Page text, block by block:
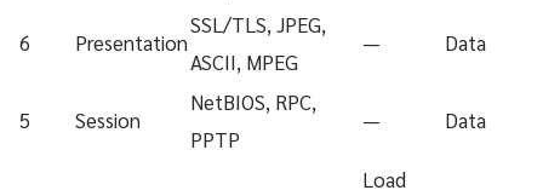
6 Presentation
SSL/TLS, JPEG,
ASCII, MPEG
— Data
5 Session
NetBIOS, RPC,
PPTP
— Data
Load